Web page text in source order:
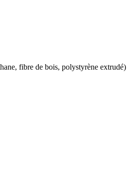
fibre de bois, polystyrène extrudé)